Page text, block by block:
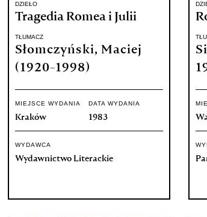
DZIEŁO
Tragedia Romea i Julii
TŁUMACZ
Słomczyński, Maciej
(1920-1998)
MIEJSCE WYDANIA
Kraków
DATA WYDANIA
1983
WYDAWCA
Wydawnictwo Literackie